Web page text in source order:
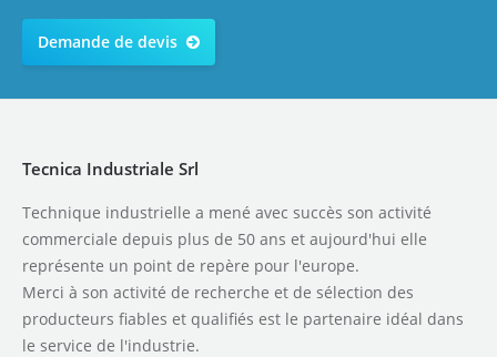
Demande de devis
Tecnica Industriale Srl
Technique industrielle a mené avec succès son activité
commerciale depuis plus de 50 ans et aujourd'hui elle
représente un point de repère pour l'europe.
Merci à son activité de recherche et de sélection des
producteurs fiables et qualifiés est le partenaire idéal dans
le service de l'industrie.